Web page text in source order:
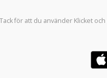
Tack för att du använder Klicket